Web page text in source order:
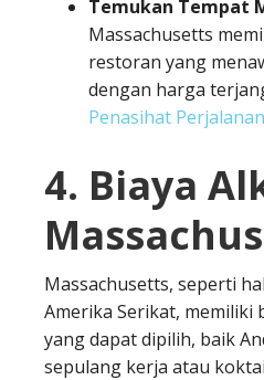
Temukan Tempat
Massachusetts
restoran yang
dengan harga
Penasihat Perjalanan
4. Biaya
Massachusetts, seperti
Amerika Serikat, memiliki
yang dapat dipilih, baik
sepulang kerja atau